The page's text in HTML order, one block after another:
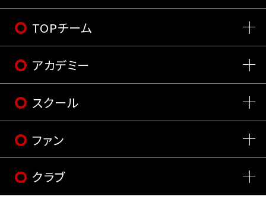
TOPチーム
アカデミー
スクール
ファン
クラブ